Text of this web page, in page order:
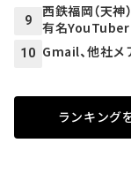
9
西鉄福岡（天
有名YouTuber
10 Gmail、他社
ランキング